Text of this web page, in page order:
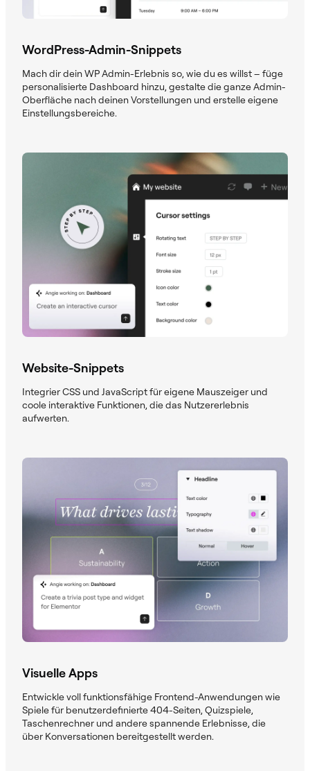
WordPress-Admin-Snippets
Mach dir dein WP Admin-Erlebnis so, wie du es willst – füge
personalisierte Dashboard hinzu, gestalte die ganze Admin-
Oberfläche nach deinen Vorstellungen und erstelle eigene
Einstellungsbereiche.
Website-Snippets
Integrier CSS und JavaScript für eigene Mauszeiger und
coole interaktive Funktionen, die das Nutzererlebnis
aufwerten.
Visuelle Apps
Entwickle voll funktionsfähige Frontend-Anwendungen wie
Spiele für benutzerdefinierte 404-Seiten, Quizspiele,
Taschenrechner und andere spannende Erlebnisse, die
über Konversationen bereitgestellt werden.